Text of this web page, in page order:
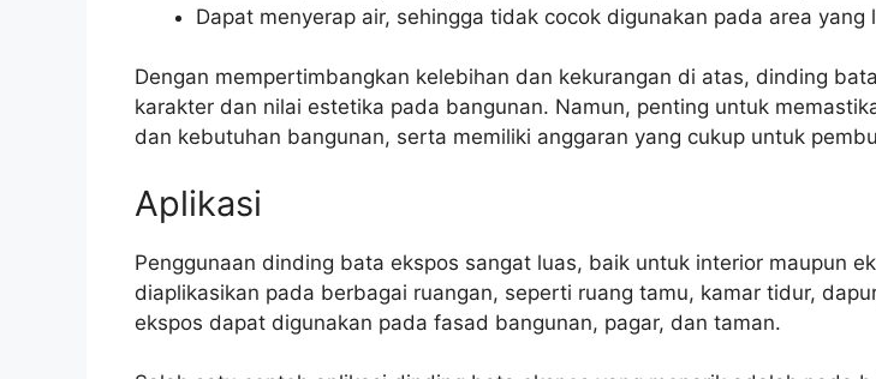
Dapat menyerap air, sehingga tidak cocok digunakan pada area
Dengan mempertimbangkan kelebihan dan kekurangan di atas, dinding
karakter dan nilai estetika pada bangunan. Namun, penting untuk
dan kebutuhan bangunan, serta memiliki anggaran yang cukup untuk
Aplikasi
Penggunaan dinding bata ekspos sangat luas, baik untuk interior maupun
diaplikasikan pada berbagai ruangan, seperti ruang tamu, kamar tidur,
ekspos dapat digunakan pada fasad bangunan, pagar, dan taman.